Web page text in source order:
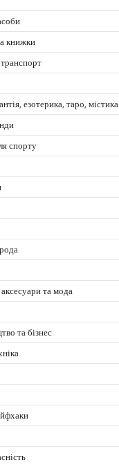
книжки
езотерика, таро, містика
спорту
та мода
та бізнес